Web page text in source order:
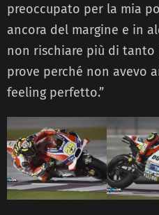
preoccupato per la mia
ancora del margine e in
non rischiare più di
prove perché non avevo
feeling perfetto.”